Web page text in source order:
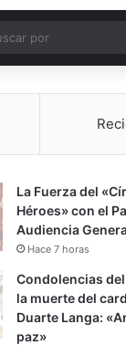
La Fuerza del
Héroes» con el
Audiencia
Hace 7 horas
Condolencias
la muerte del
Duarte Langa:
paz»